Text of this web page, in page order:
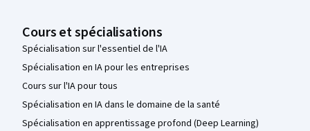
Cours et spécialisations
Spécialisation sur l'essentiel de l'IA
Spécialisation en IA pour les entreprises
Cours sur l'IA pour tous
Spécialisation en IA dans le domaine de la santé
Spécialisation en apprentissage profond (Deep Learning)